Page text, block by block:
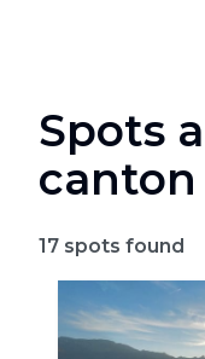
Spots
canton
17 spots found